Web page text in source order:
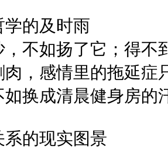
的及时雨
不如扬了它；得不
肉，感情里的拖延症
如换成清晨健身房的
系的现实图景